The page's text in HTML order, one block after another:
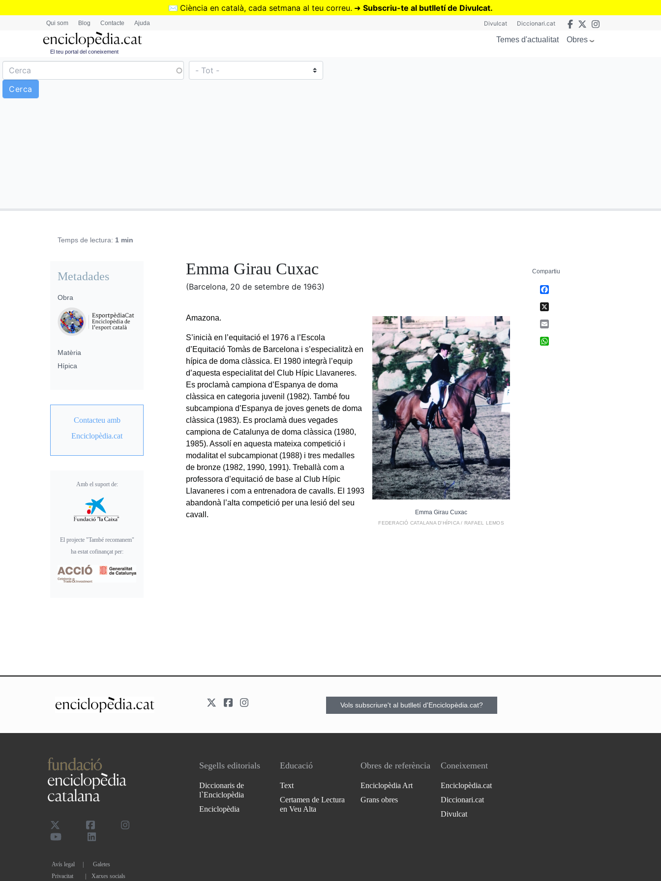
Vés
✉️ Ciència en català, cada setmana al teu correu. ➜ Subscriu-te al butlletí de Divulcat.
Qui som Blog Contacte Ajuda Divulcat Diccionari.cat
El teu portal del coneixement
Temes d'actualitat Obres
Temps de lectura: 1 min
Emma Girau Cuxac
(Barcelona, 20 de setembre de 1963)
Emma Girau Cuxac
FEDERACIÓ CATALANA D'HÍPICA / RAFAEL LEMOS
Amazona.
S’inicià en l’equitació el 1976 a l’Escola
d’Equitació Tomàs de Barcelona i s’especialitzà en
hípica de doma clàssica. El 1980 integrà l’equip
d’aquesta especialitat del Club Hípic Llavaneres.
Es proclamà campiona d’Espanya de doma
clàssica en categoria juvenil (1982). També fou
subcampiona d’Espanya de joves genets de doma
clàssica (1983). Es proclamà dues vegades
campiona de Catalunya de doma clàssica (1980,
1985). Assolí en aquesta mateixa competició i
modalitat el subcampionat (1988) i tres medalles
de bronze (1982, 1990, 1991). Treballà com a
professora d’equitació de base al Club Hípic
Llavaneres i com a entrenadora de cavalls. El 1993
abandonà l’alta competició per una lesió del seu
cavall.
Metadades
Obra
Matèria
Hípica
Contacteu amb
Enciclopèdia.cat
Amb el suport de:
El projecte "També recomanem"
ha estat cofinançat per:
Compartiu
Vols subscriure't al butlletí d'Enciclopèdia.cat?
Avís legal
Galetes
Privacitat
| Xarxes socials
Segells editorials
Diccionaris de
l`Enciclopèdia
Enciclopèdia
Educació
Text
Certamen de Lectura
en Veu Alta
Obres de referència
Enciclopèdia Art
Grans obres
Coneixement
Enciclopèdia.cat
Diccionari.cat
Divulcat